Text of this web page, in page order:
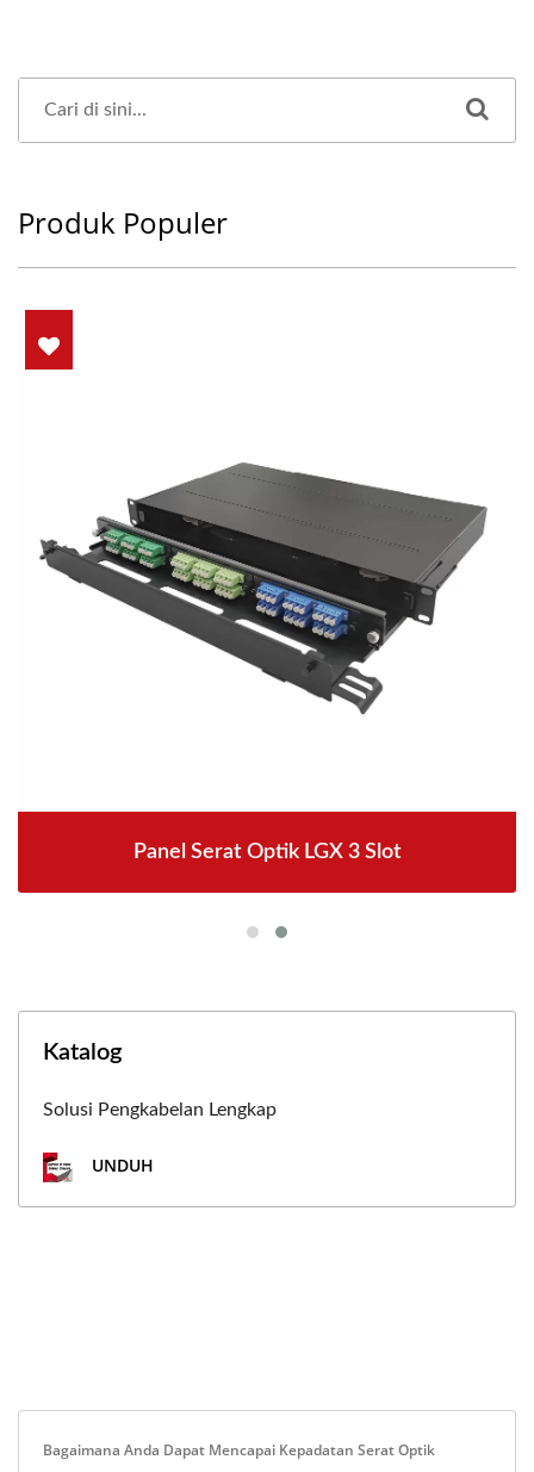
Produk Populer
Panel Serat Optik LGX 3 Slot
Katalog
Solusi Pengkabelan Lengkap
UNDUH
Bagaimana Anda Dapat Mencapai Kepadatan Serat Optik